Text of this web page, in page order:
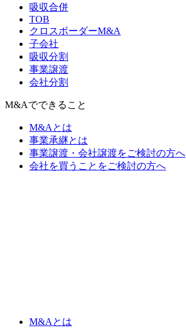
吸収合併
TOB
クロスボーダーM&A
子会社
吸収分割
事業譲渡
会社分割
M&Aでできること
M&Aとは
事業承継とは
事業譲渡・会社譲渡をご検討の方へ
会社を買うことをご検討の方へ
M&Aとは